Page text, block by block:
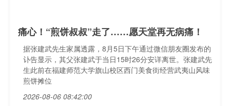
痛心！“煎饼叔叔”走了……愿天堂再无病痛！
据张建武先生家属透露，8月5日下午通过微信朋友圈发布的
讣告显示，其父张建武于当日15时26分安详离世。张建武先
生此前在福建师范大学旗山校区西门美食街经营武夷山风味
煎饼摊位
2026-08-06 08:42:00